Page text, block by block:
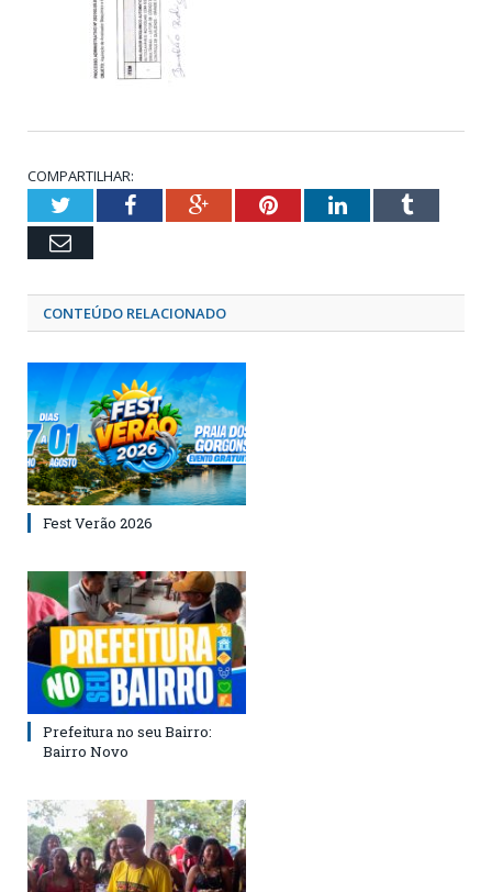
COMPARTILHAR:
TwitterFacebookGoogle+PinterestLinkedInTumblr
Email
CONTEÚDO RELACIONADO
Fest Verão 2026
Prefeitura no seu Bairro:
Bairro Novo